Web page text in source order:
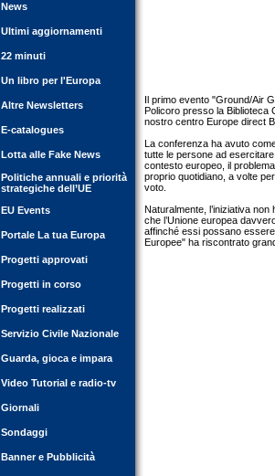
News
Ultimi aggiornamenti
22 minuti
Un libro per l'Europa
Altre Newsletters
E-catalogues
Lotta alle Fake News
Politiche annuali e priorità
strategiche dell’UE
EU Events
Portale La tua Europa
Progetti approvati
Progetti in corso
Progetti realizzati
Servizio Civile Nazionale
Guarda, gioca e impara
Video Tutorial e radio-tv
Giornali
Sondaggi
Banner e Pubblicità
Il primo evento "Ground/Air
Policoro presso la Biblioteca
nostro centro Europe direct
La conferenza ha avuto
tutte le persone ad
contesto europeo, il
proprio quotidiano, a volte
voto.
Naturalmente, l’iniziativa
che l’Unione europea
affinché essi possano
Europee" ha riscontrato